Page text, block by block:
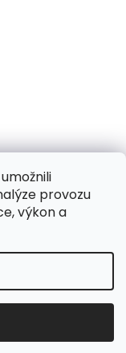
provozu
výkon a
vyhrazena.